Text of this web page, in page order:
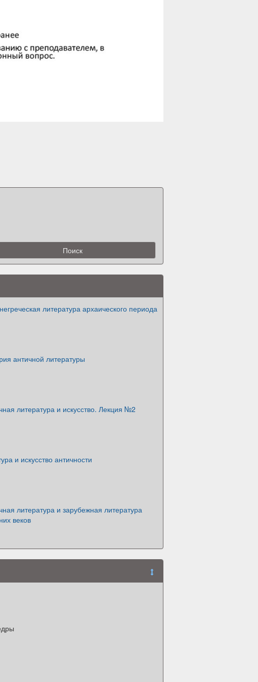
литература архаического периода
античной литературы
литература и искусство. Лекция №2
и искусство античности
литература и зарубежная литература
веков